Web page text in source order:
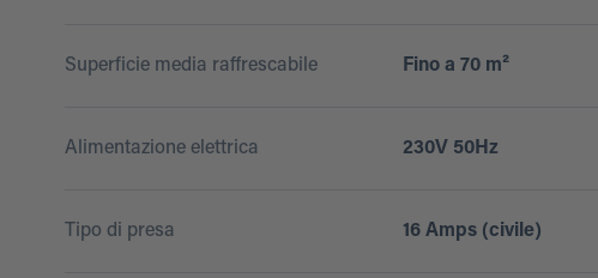
Superficie media raffrescabile Fino a 70 m²
Alimentazione elettrica 230V 50Hz
Tipo di presa 16 Amps (civile)